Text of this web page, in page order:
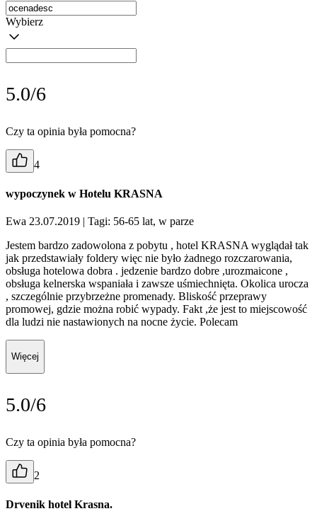
Wybierz
5.0/6
Czy ta opinia była pomocna?
4
wypoczynek w Hotelu KRASNA
Ewa 23.07.2019 | Tagi: 56-65 lat, w parze
Jestem bardzo zadowolona z pobytu , hotel KRASNA wyglądał tak
jak przedstawiały foldery więc nie było żadnego rozczarowania,
obsługa hotelowa dobra . jedzenie bardzo dobre ,urozmaicone ,
obsługa kelnerska wspaniała i zawsze uśmiechnięta. Okolica urocza
, szczególnie przybrzeżne promenady. Bliskość przeprawy
promowej, gdzie można robić wypady. Fakt ,że jest to miejscowość
dla ludzi nie nastawionych na nocne życie. Polecam
Więcej
5.0/6
Czy ta opinia była pomocna?
2
Drvenik hotel Krasna.